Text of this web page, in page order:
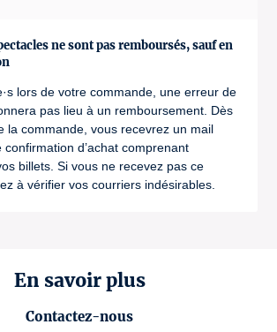
ne sont pas remboursés, sauf en
lors de votre commande, une erreur de
pas lieu à un remboursement. Dès
la commande, vous recevrez un mail
d’achat comprenant
billets. Si vous ne recevez pas ce
à vérifier vos courriers indésirables.
En savoir plus
Contactez-nous